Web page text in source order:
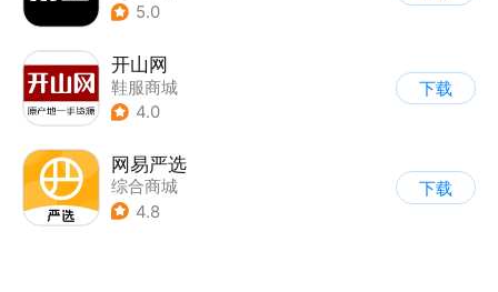
5.0
开山网
鞋服商城
4.0
下载
网易严选
综合商城
4.8
下载